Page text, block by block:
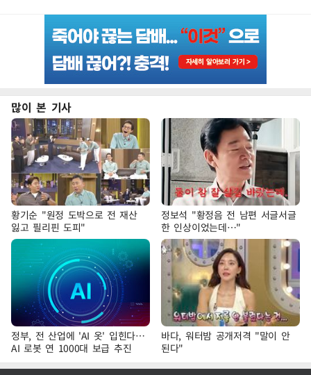
많이 본 기사
황기순 "원정 도박으로 전 재산
잃고 필리핀 도피"
정보석 "황정음 전 남편 서글서글
한 인상이었는데…"
정부, 전 산업에 'AI 옷' 입힌다…
AI 로봇 연 1000대 보급 추진
바다, 워터밤 공개저격 "말이 안
된다"